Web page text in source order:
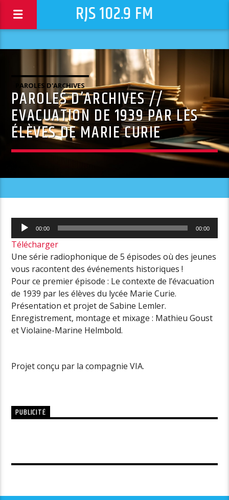
RJS 102.9 FM
PAROLES D'ARCHIVES
PAROLES D’ARCHIVES //
EVACUATION DE 1939 PAR LES
ÉLÈVES DE MARIE CURIE
Lecteur
audio
00:00 00:00
Télécharger
Une série radiophonique de 5 épisodes où des jeunes
vous racontent des événements historiques !
Pour ce premier épisode : Le contexte de l’évacuation
de 1939 par les élèves du lycée Marie Curie.
Présentation et projet de Sabine Lemler.
Enregistrement, montage et mixage : Mathieu Goust
et Violaine-Marine Helmbold.
Projet conçu par la compagnie VIA.
PUBLICITÉ